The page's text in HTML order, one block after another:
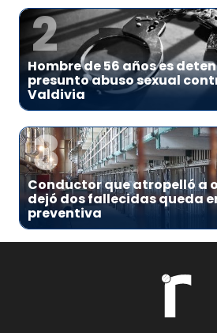
2
Hombre de 56 años es
presunto abuso sexual
Valdivia
3
Conductor que atropelló a
dejó dos fallecidas queda
preventiva